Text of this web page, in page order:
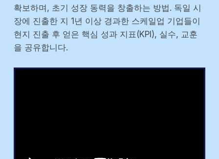
확보하며, 초기 성장 동력을 창출하는 방법. 독일 시
장에 진출한 지 1년 이상 경과한 스케일업 기업들이
현지 진출 후 얻은 핵심 성과 지표(KPI), 실수, 교훈
을 공유합니다.